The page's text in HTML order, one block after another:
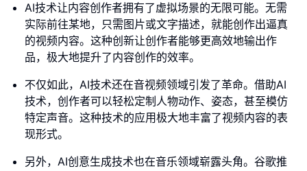
AI技术让内容创作者拥有了虚拟场景的无限可能。无需
实际前往某地，只需图片或文字描述，就能创作出逼真
的视频内容。这种创新让创作者能够更高效地输出作
品，极大地提升了内容创作的效率。
不仅如此，AI技术还在音视频领域引发了革命。借助AI
技术，创作者可以轻松定制人物动作、姿态，甚至模仿
特定声音。这种技术的应用极大地丰富了视频内容的表
现形式。
另外，AI创意生成技术也在音乐领域崭露头角。谷歌推